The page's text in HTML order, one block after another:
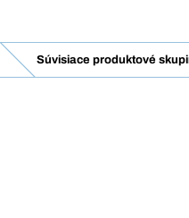
Súvisiace produktové